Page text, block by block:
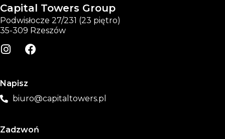
Capital Towers Group
Podwisłocze 27/231 (23 piętro)
35-309 Rzeszów
Napisz
biuro@capitaltowers.pl
Zadzwoń